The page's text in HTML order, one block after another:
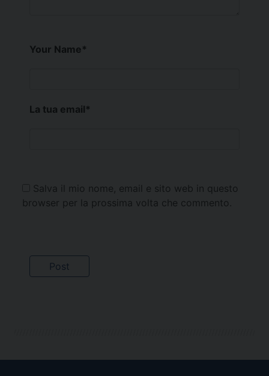
Your Name*
La tua email*
Salva il mio nome, email e sito web in questo
browser per la prossima volta che commento.